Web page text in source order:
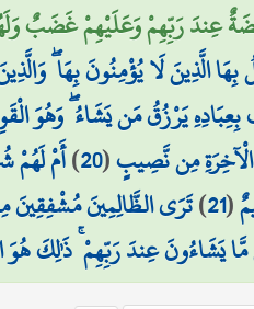
عِندَ رَبِّهِمْ وَعَلَيْهِمْ غَضَبٌ
الَّذِينَ لَا يُؤْمِنُونَ بِهَا
يَرْزُقُ مَن يَشَاءُ ۖ وَهُوَ
الْآخِرَةِ مِن نَّصِيبٍ(
20
)أَمْ لَهُمْ
(
21
)تَرَى الظَّالِمِينَ مُشْفِقِينَ
يَشَاءُونَ عِندَ رَبِّهِمْ ۚ ذَٰلِكَ هُوَ